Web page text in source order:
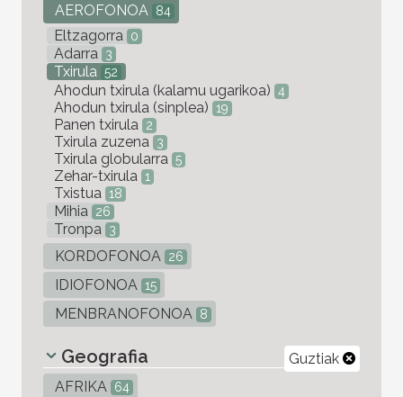
AEROFONOA 84
Eltzagorra 0
Adarra 3
Txirula 52
Ahodun txirula (kalamu ugarikoa) 4
Ahodun txirula (sinplea) 19
Panen txirula 2
Txirula zuzena 3
Txirula globularra 5
Zehar-txirula 1
Txistua 18
Mihia 26
Tronpa 3
KORDOFONOA 26
IDIOFONOA 15
MENBRANOFONOA 8
Guztiak
Geografia
AFRIKA 64